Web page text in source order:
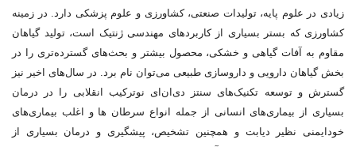
زیادی در علوم پایه، تولیدات صنعتی، کشاورزی و علوم پزشکی دارد. در زمینه
کشاورزی که بستر بسیاری از کاربردهای مهندسی ژنتیک است، تولید گیاهان
مقاوم به آفات گیاهی و خشکی، محصول بیشتر و بحث‌های گسترده‌تری را در
بخش گیاهان دارویی و داروسازی طبیعی می‌توان نام برد. در سال‌های اخیر نیز
گسترش و توسعه تکنیک‌های سنتز دی‌ان‌ای نوترکیب انقلابی را در درمان
بسیاری از بیماری‌های انسانی از جمله انواع سرطان ها و اغلب بیماری‌های
خودایمنی نظیر دیابت و همچنین تشخیص، پیشگیری و درمان بسیاری از